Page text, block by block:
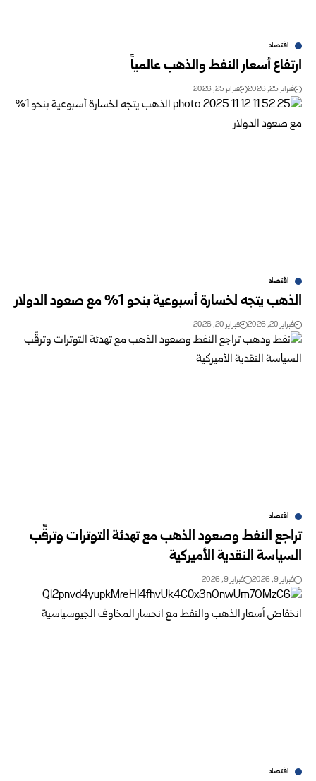
اقتصاد
ارتفاع أسعار النفط والذهب عالمياً
فبراير 25, 2026 فبراير 25, 2026
اقتصاد
الذهب يتجه لخسارة أسبوعية بنحو 1% مع صعود الدولار
فبراير 20, 2026 فبراير 20, 2026
اقتصاد
تراجع النفط وصعود الذهب مع تهدئة التوترات وترقّب
السياسة النقدية الأميركية
فبراير 9, 2026 فبراير 9, 2026
اقتصاد